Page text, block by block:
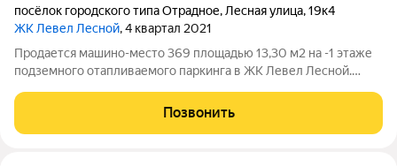
посёлок городского типа Отрадное, Лесная улица,19к4
ЖК Левел Лесной, 4 квартал 2021
Продается машино-место 369 площадью 13,30 м2 на -1 этаже
подземного отапливаемого паркинга в ЖК Левел Лесной.
организовать большой шкаф для хранения, либо использовать
дополнительную площадь для парковки
Позвонить